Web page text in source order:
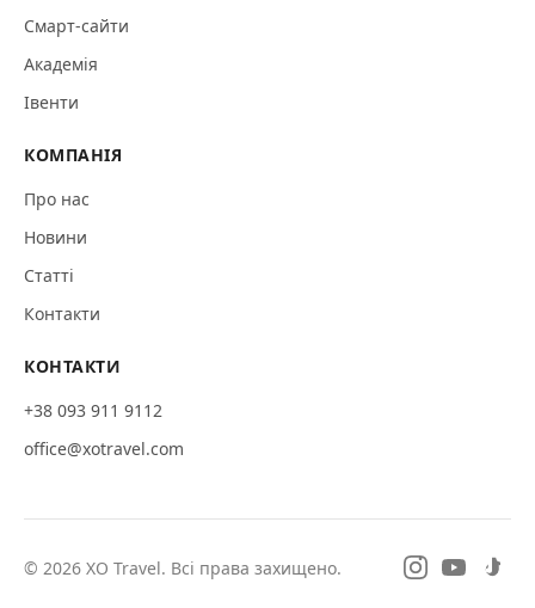
Смарт-сайти
Академія
Івенти
КОМПАНІЯ
Про нас
Новини
Статті
Контакти
КОНТАКТИ
+38 093 911 9112
office@xotravel.com
© 2026 XO Travel. Всі права захищено.